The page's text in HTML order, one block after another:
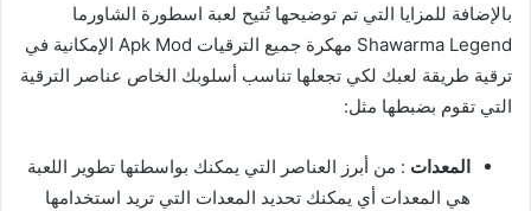
بالإضافة للمزايا التي تم توضيحها تُتيح لعبة اسطورة الشاورما
Shawarma Legend مهكرة جميع الترقيات Apk Mod الإمكانية في
ترقية طريقة لعبك لكي تجعلها تناسب أسلوبك الخاص عناصر الترقية
التي تقوم بضبطها مثل:
المعدات : من أبرز العناصر التي يمكنك بواسطتها تطوير اللعبة
هي المعدات أي يمكنك تحديد المعدات التي تريد استخدامها